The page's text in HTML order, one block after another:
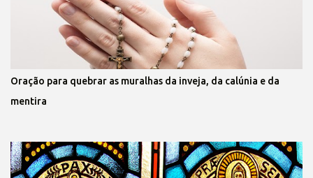
Oração para quebrar as muralhas da inveja, da calúnia e da
mentira